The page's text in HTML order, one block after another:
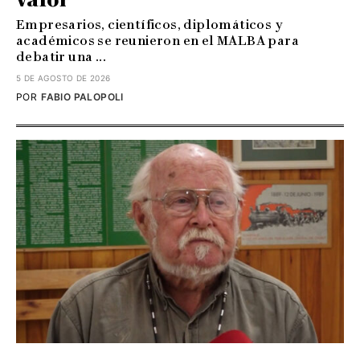
Empresarios, científicos, diplomáticos y
académicos se reunieron en el MALBA para
debatir una ...
5 DE AGOSTO DE 2026
FABIO PALOPOLI
POR